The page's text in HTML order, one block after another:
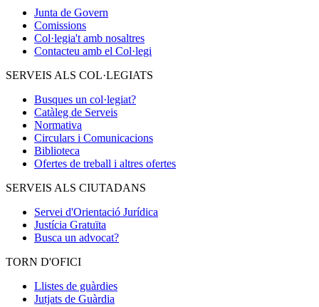
Junta de Govern
Comissions
Col·legia't amb nosaltres
Contacteu amb el Col·legi
SERVEIS ALS COL·LEGIATS
Busques un col·legiat?
Catàleg de Serveis
Normativa
Circulars i Comunicacions
Biblioteca
Ofertes de treball i altres ofertes
SERVEIS ALS CIUTADANS
Servei d'Orientació Jurídica
Justícia Gratuïta
Busca un advocat?
TORN D'OFICI
Llistes de guàrdies
Jutjats de Guàrdia